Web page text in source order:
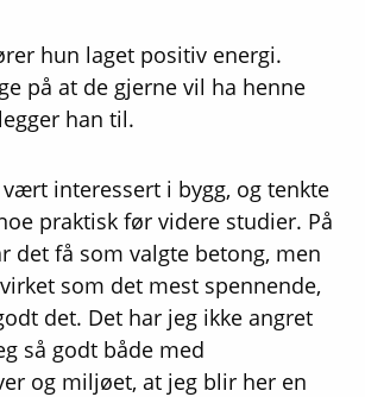
hun laget positiv energi.
på at de gjerne vil ha henne
han til.
vært interessert i bygg, og tenkte
praktisk før videre studier. På
det få som valgte betong, men
som det mest spennende,
det. Det har jeg ikke angret
så godt både med
og miljøet, at jeg blir her en